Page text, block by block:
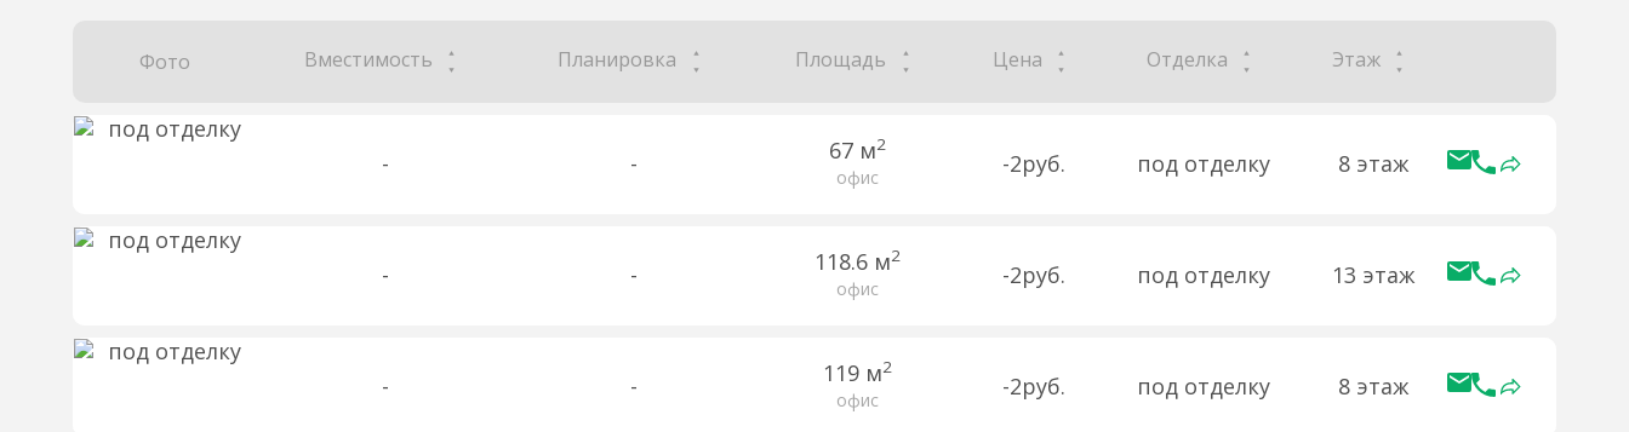
Фото Вместимость Планировка Площадь Цена Отделка Этаж
- - 67 м2
офис -2руб. под отделку 8 этаж
- - 118.6 м2
офис -2руб. под отделку 13 этаж
- - 119 м2
офис -2руб. под отделку 8 этаж